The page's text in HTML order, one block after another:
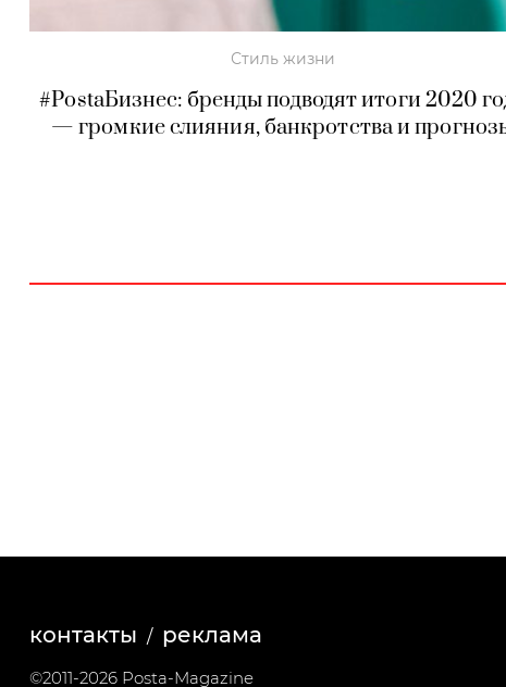
Стиль жизни
#PostaБизнес: бренды подводят итоги 2020
— громкие слияния, банкротства и
контакты реклама
©2011-2026 Posta-Magazine